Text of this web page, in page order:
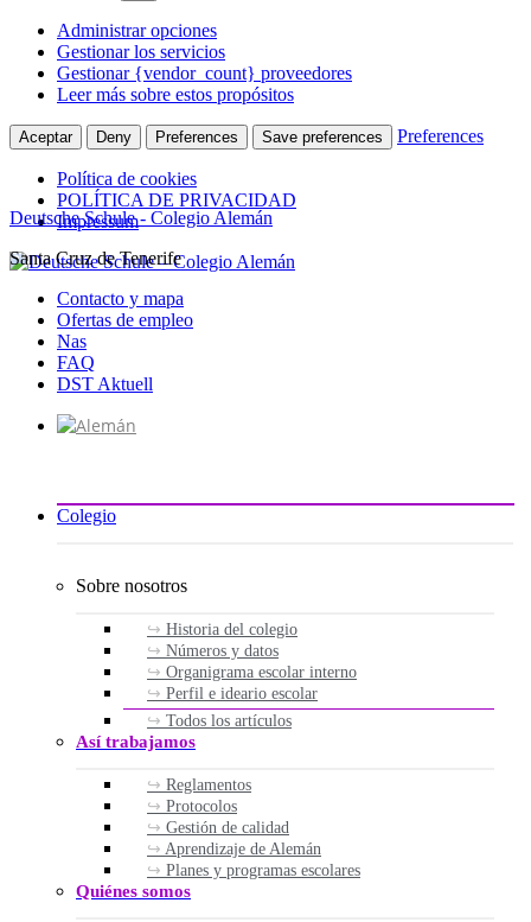
Administrar opciones
Gestionar los servicios
Gestionar {vendor_count} proveedores
Leer más sobre estos propósitos
Aceptar Deny Preferences Save preferences Preferences
Política de cookies
POLÍTICA DE PRIVACIDAD
Impressum
Ir
contenido
Deutsche Schule - Colegio Alemán
Santa Cruz de Tenerife
Contacto y mapa
Ofertas de empleo
Nas
FAQ
DST Aktuell
Colegio
Sobre nosotros
Historia del colegio
Números y datos
Organigrama escolar interno
Perfil e ideario escolar
Todos los artículos
Así trabajamos
Reglamentos
Protocolos
Gestión de calidad
Aprendizaje de Alemán
Planes y programas escolares
Quiénes somos